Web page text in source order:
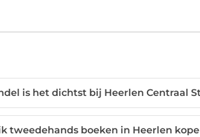
is het dichtst bij Heerlen Centraal
tweedehands boeken in Heerlen